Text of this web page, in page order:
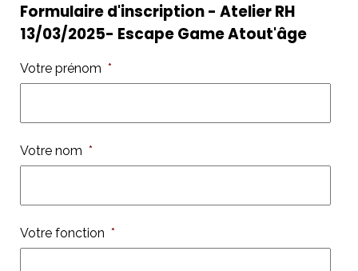
Formulaire d'inscription - Atelier RH
13/03/2025- Escape Game Atout'âge
Votre prénom *
Votre nom *
Votre fonction *